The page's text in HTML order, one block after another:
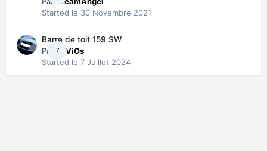
Started le 30 Novembre 2021
7
Barre de toit 159 SW
ParDeViOs
Started le 7 Juillet 2024